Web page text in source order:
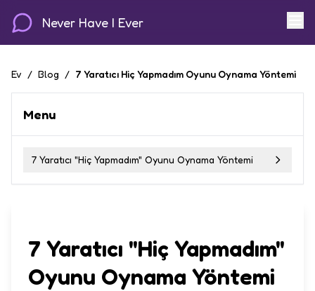
Never Have I Ever
Ev / Blog / 7 Yaratıcı Hiç Yapmadım Oyunu Oynama Yöntemi
Menu
7 Yaratıcı "Hiç Yapmadım" Oyunu Oynama Yöntemi
7 Yaratıcı "Hiç Yapmadım"
Oyunu Oynama Yöntemi